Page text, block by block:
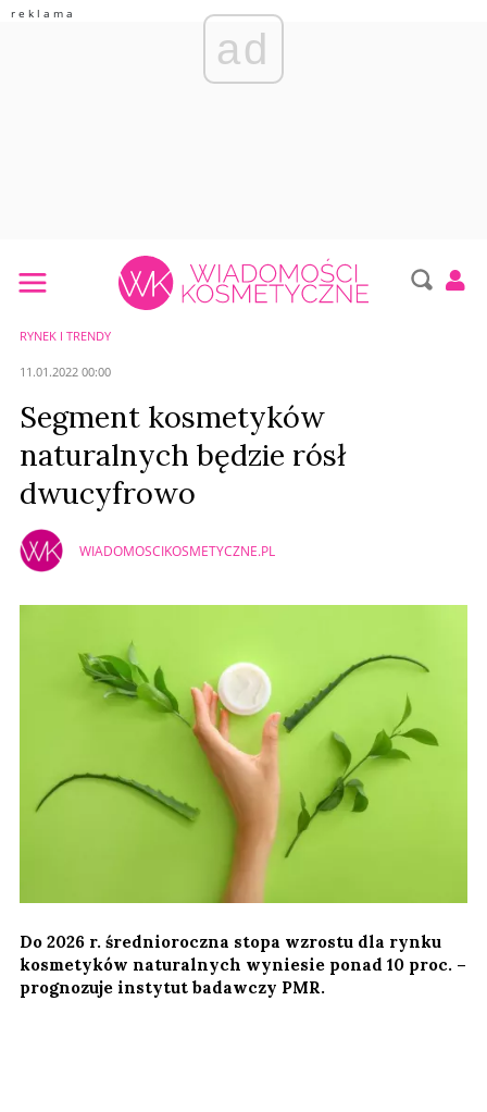
ad
RYNEK I TRENDY
11.01.2022 00:00
Segment kosmetyków
naturalnych będzie rósł
dwucyfrowo
WIADOMOSCIKOSMETYCZNE.PL
Do 2026 r. średnioroczna stopa wzrostu dla rynku
kosmetyków naturalnych wyniesie ponad 10 proc. –
prognozuje instytut badawczy PMR.